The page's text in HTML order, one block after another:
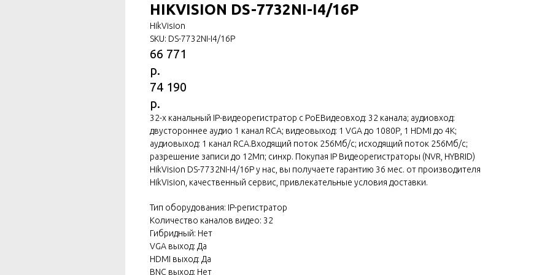
HIKVISION DS-7732NI-I4/16P
HikVision
SKU: DS-7732NI-I4/16P
66 771
р.
74 190
р.
32-х канальный IP-видеорегистратор c PoEВидеовход: 32 канала; аудиовход:
двустороннее аудио 1 канал RCA; видеовыход: 1 VGA до 1080Р, 1 HDMI до 4К;
аудиовыход: 1 канал RCA.Входящий поток 256Мб/с; исходящий поток 256Мб/с;
разрешение записи до 12Мп; синхр. Покупая IP Видеорегистраторы (NVR, HYBRID)
HikVision DS-7732NI-I4/16P у нас, вы получаете гарантию 36 мес. от производителя
HikVision, качественный сервис, привлекательные условия доставки.
Тип оборудования: IP-регистратор
Количество каналов видео: 32
Гибридный: Нет
VGA выход: Да
HDMI выход: Да
BNC выход: Нет